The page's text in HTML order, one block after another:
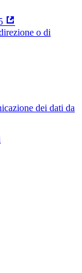
o di
dei dati da